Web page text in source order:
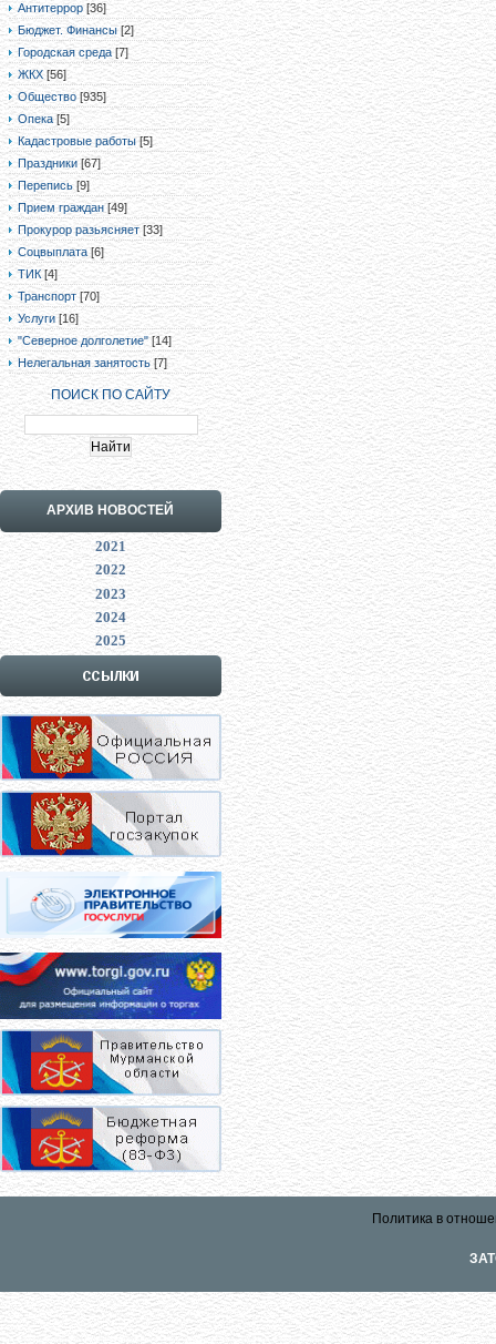
Антитеррор [36]
Бюджет. Финансы [2]
Городская среда [7]
ЖКХ [56]
Общество [935]
Опека [5]
Кадастровые работы [5]
Праздники [67]
Перепись [9]
Прием граждан [49]
Прокурор разьясняет [33]
Соцвыплата [6]
ТИК [4]
Транспорт [70]
Услуги [16]
"Северное долголетие" [14]
Нелегальная занятость [7]
ПОИСК ПО САЙТУ
АРХИВ НОВОСТЕЙ
2021
2022
2023
2024
2025
Политика в